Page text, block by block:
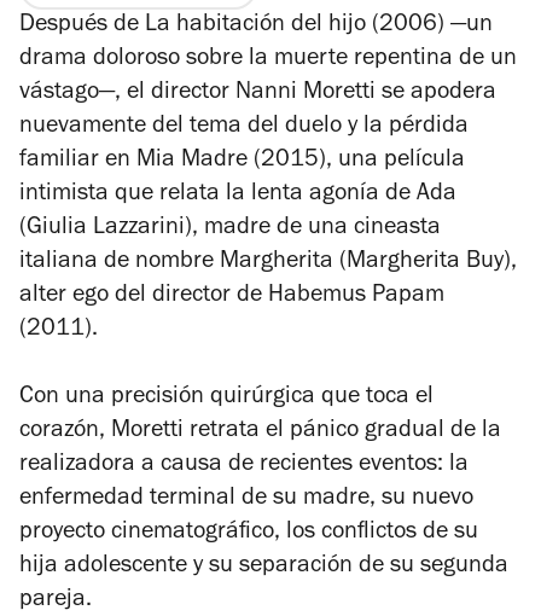
5
estrellas
Después de La habitación del hijo (2006) —un
drama doloroso sobre la muerte repentina de un
vástago—, el director Nanni Moretti se apodera
nuevamente del tema del duelo y la pérdida
familiar en Mia Madre (2015), una película
intimista que relata la lenta agonía de Ada
(Giulia Lazzarini), madre de una cineasta
italiana de nombre Margherita (Margherita Buy),
alter ego del director de Habemus Papam
(2011).
Con una precisión quirúrgica que toca el
corazón, Moretti retrata el pánico gradual de la
realizadora a causa de recientes eventos: la
enfermedad terminal de su madre, su nuevo
proyecto cinematográfico, los conflictos de su
hija adolescente y su separación de su segunda
pareja.